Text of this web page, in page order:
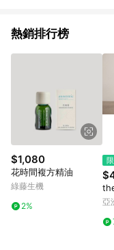
熱銷排行榜
$1,080
花時間複方精油
綠藤生機
2%
亞